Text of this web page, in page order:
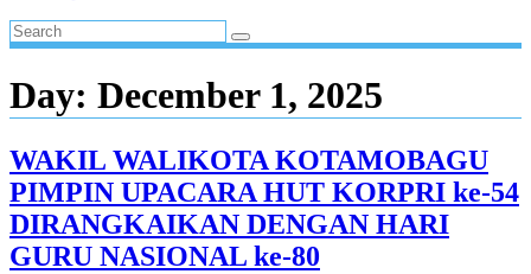
Day: December 1, 2025
WAKIL WALIKOTA KOTAMOBAGU
PIMPIN UPACARA HUT KORPRI ke-54
DIRANGKAIKAN DENGAN HARI
GURU NASIONAL ke-80